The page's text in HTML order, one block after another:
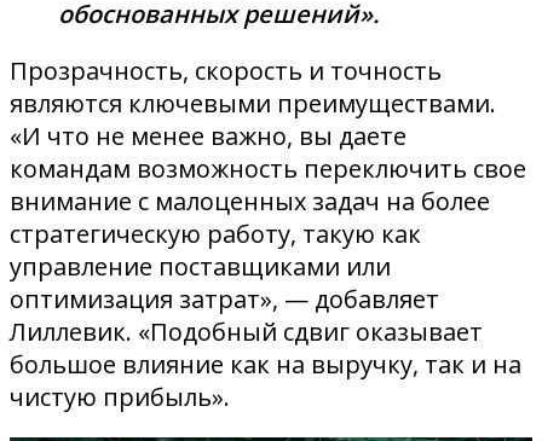
обоснованных решений».
Прозрачность, скорость и точность
являются ключевыми преимуществами.
«И что не менее важно, вы даете
командам возможность переключить свое
внимание с малоценных задач на более
стратегическую работу, такую ​​как
управление поставщиками или
оптимизация затрат», — добавляет
Лиллевик. «Подобный сдвиг оказывает
большое влияние как на выручку, так и на
чистую прибыль».